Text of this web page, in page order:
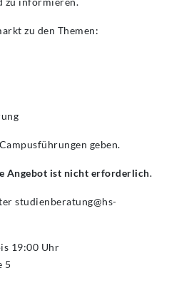
zu den Themen:
geben.
Angebot ist nicht erforderlich.
studienberatung@hs-
19:00 Uhr
5